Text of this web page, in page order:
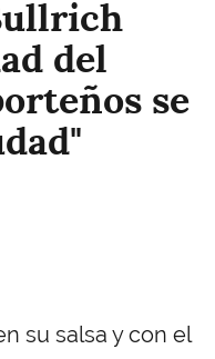
del
se
su salsa y con el